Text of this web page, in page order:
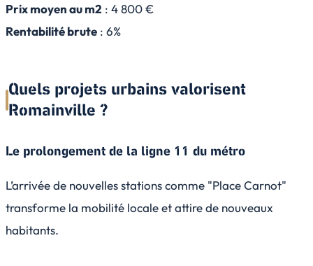
Prix moyen au m2 : 4 800 €
Rentabilité brute : 6%
Quels projets urbains valorisent
Romainville ?
Le prolongement de la ligne 11 du métro
L’arrivée de nouvelles stations comme "Place Carnot"
transforme la mobilité locale et attire de nouveaux
habitants.